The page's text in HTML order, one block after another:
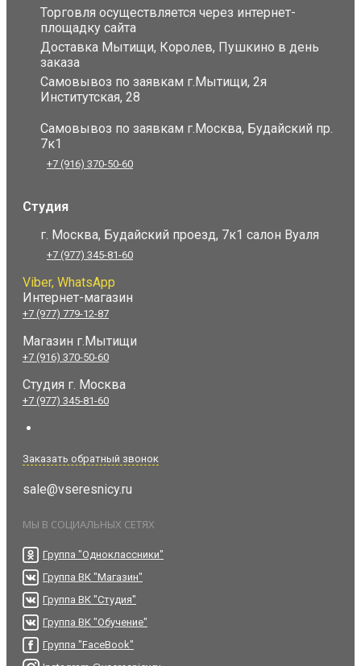
Торговля осуществляется через интернет-
площадку сайта
Доставка Мытищи, Королев, Пушкино в день
заказа
Самовывоз по заявкам г.Мытищи, 2я
Институтская, 28
Самовывоз по заявкам г.Москва, Будайский пр.
7к1
+7 (916) 370-50-60
Студия
г. Москва, Будайский проезд, 7к1 салон Вуаля
+7 (977) 345-81-60
Viber, WhatsApp
Интернет-магазин
+7 (977) 779-12-87
Магазин г.Мытищи
+7 (916) 370-50-60
Студия г. Москва
+7 (977) 345-81-60
Заказать обратный звонок
sale@vseresnicy.ru
МЫ В СОЦИАЛЬНЫХ СЕТЯХ
Группа "Одноклассники"
Группа ВК "Магазин"
Группа ВК "Студия"
Группа ВК "Обучение"
Группа "FaceBook"